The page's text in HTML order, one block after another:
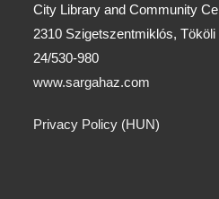
City Library and Community
2310 Szigetszentmiklós, Tököli
24/530-980
www.sargahaz.com
Privacy Policy (HUN)